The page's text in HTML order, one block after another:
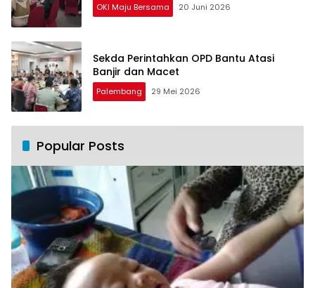
OKI Maju Bersama 20 Juni 2026
Sekda Perintahkan OPD Bantu Atasi
Banjir dan Macet
Palembang 29 Mei 2026
Popular Posts